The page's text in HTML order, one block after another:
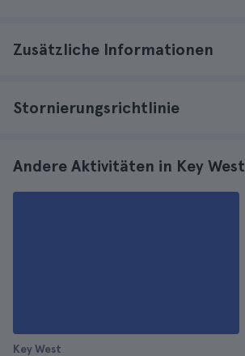
Zusätzliche Informationen
Stornierungsrichtlinie
Andere Aktivitäten in Key West
Key West